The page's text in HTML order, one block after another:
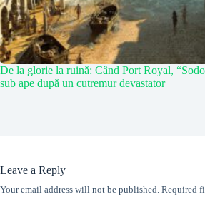
De la glorie la ruină: Când Port Royal,
sub ape după un cutremur devastator
Leave a Reply
Your email address will not be published. Required